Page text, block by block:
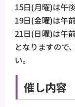
15日(月曜)は午
19日(金曜)は午
21日(日曜)は午
となりますので
い。
催し内容